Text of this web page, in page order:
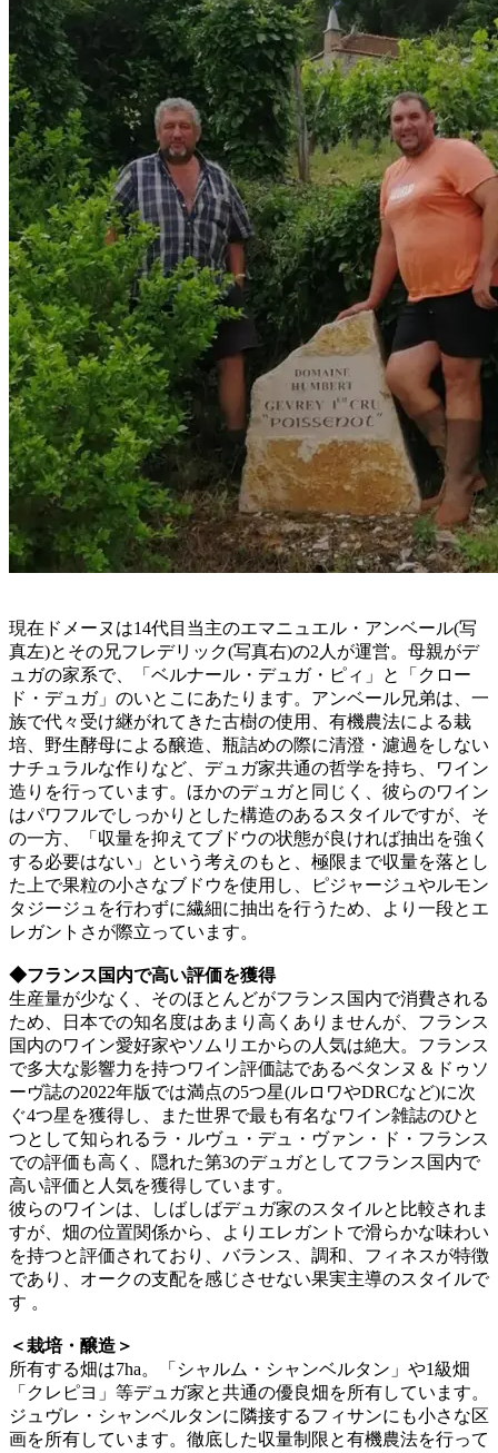
現在ドメーヌは14代目当主のエマニュエル・アンベール(写
真左)とその兄フレデリック(写真右)の2人が運営。母親がデ
ュガの家系で、「ベルナール・デュガ・ピィ」と「クロー
ド・デュガ」のいとこにあたります。アンベール兄弟は、一
族で代々受け継がれてきた古樹の使用、有機農法による栽
培、野生酵母による醸造、瓶詰めの際に清澄・濾過をしない
ナチュラルな作りなど、デュガ家共通の哲学を持ち、ワイン
造りを行っています。ほかのデュガと同じく、彼らのワイン
はパワフルでしっかりとした構造のあるスタイルですが、そ
の一方、「収量を抑えてブドウの状態が良ければ抽出を強く
する必要はない」という考えのもと、極限まで収量を落とし
た上で果粒の小さなブドウを使用し、ピジャージュやルモン
タジージュを行わずに繊細に抽出を行うため、より一段とエ
レガントさが際立っています。
◆フランス国内で高い評価を獲得
生産量が少なく、そのほとんどがフランス国内で消費される
ため、日本での知名度はあまり高くありませんが、フランス
国内のワイン愛好家やソムリエからの人気は絶大。フランス
で多大な影響力を持つワイン評価誌であるベタンヌ＆ドゥソ
ーヴ誌の2022年版では満点の5つ星(ルロワやDRCなど)に次
ぐ4つ星を獲得し、また世界で最も有名なワイン雑誌のひと
つとして知られるラ・ルヴュ・デュ・ヴァン・ド・フランス
での評価も高く、隠れた第3のデュガとしてフランス国内で
高い評価と人気を獲得しています。
彼らのワインは、しばしばデュガ家のスタイルと比較されま
すが、畑の位置関係から、よりエレガントで滑らかな味わい
を持つと評価されており、バランス、調和、フィネスが特徴
であり、オークの支配を感じさせない果実主導のスタイルで
す 。
＜栽培・醸造＞
所有する畑は7ha。「シャルム・シャンベルタン」や1級畑
「クレピヨ」等デュガ家と共通の優良畑を所有しています。
ジュヴレ・シャンベルタンに隣接するフィサンにも小さな区
画を所有しています。徹底した収量制限と有機農法を行って